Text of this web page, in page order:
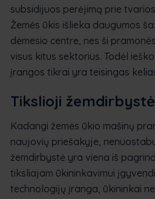
subsidijuos perėjimą prie
Žemės ūkis išlieka daugumos
dėmesio centre, nes ši
visus kitus sektorius. Todėl
įrangos tikrai yra teisingas
Tikslioji žemdirbystė
Kadangi žemės ūkio mašinų
naujovių priešakyje,
žemdirbystė yra viena iš
tiksliajam ūkininkavimui
technologijų įranga, ūkininkai